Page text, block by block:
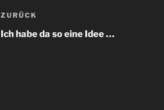
Beitragsnavigation
Vorheriger
Beitrag
ZURÜCK
Ich habe da so eine Idee …